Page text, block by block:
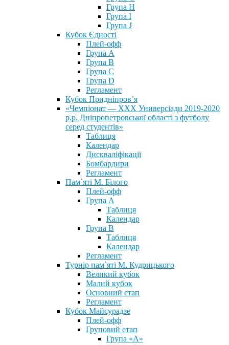
Група H
Група I
Група J
Кубок Єдності
Плей-офф
Група А
Група В
Група С
Група D
Регламент
Кубок Придніпров’я
«Чемпіонат — ХХХ Универсіади 2019-2020
р.р. Дніпропетровської області з футболу
серед студентів»
Таблиця
Календар
Дискваліфікації
Бомбардири
Регламент
Пам`яті М. Білого
Плей-офф
Група А
Таблиця
Календар
Група В
Таблиця
Календар
Регламент
Турнір пам`яті М. Кудрицького
Великий кубок
Малий кубок
Основний етап
Регламент
Кубок Майсурадзе
Плей-офф
Груповий етап
Група «А»